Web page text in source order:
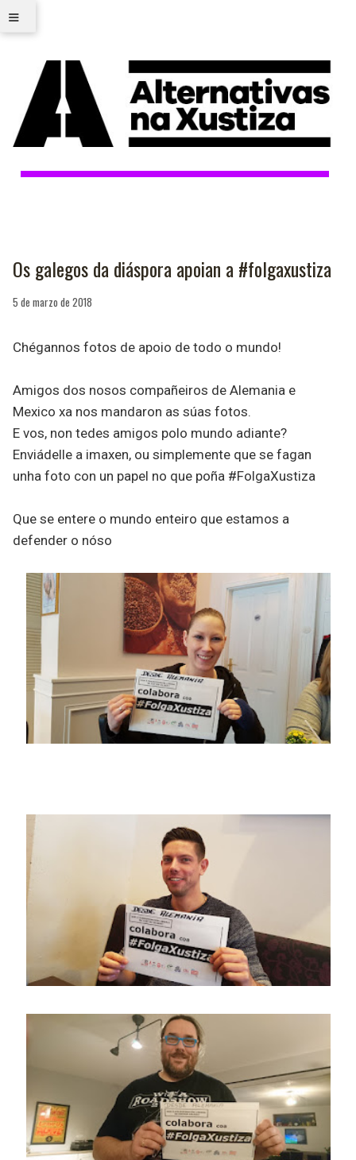
≡
Os galegos da diáspora apoian a #folgaxustiza
5 de marzo de 2018
Chégannos fotos de apoio de todo o mundo!
Amigos dos nosos compañeiros de Alemania e
Mexico xa nos mandaron as súas fotos.
E vos, non tedes amigos polo mundo adiante?
Enviádelle a imaxen, ou simplemente que se fagan
unha foto con un papel no que poña #FolgaXustiza
Que se entere o mundo enteiro que estamos a
defender o nóso